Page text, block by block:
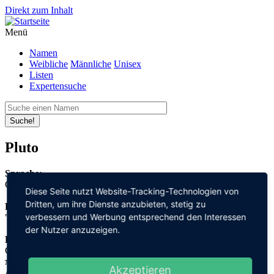
Direkt zum Inhalt
Menü
Namen
Weibliche Männliche Unisex
Listen
Expertensuche
Suche!
Pluto
Sprache:
Griechisch
Bedeutung:
"Reichtum"
Herleitung:
Griechisch,
πλούτος "ploutos"
Diese Seite nutzt Website-Tracking-Technologien von
Dritten, um ihre Dienste anzubieten, stetig zu
verbessern und Werbung entsprechend den Interessen
der Nutzer anzuzeigen.
Akzeptieren